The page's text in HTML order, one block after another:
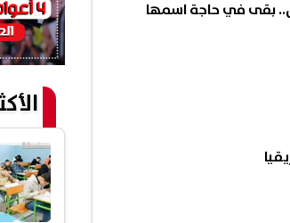
بقى في حاجة اسمها